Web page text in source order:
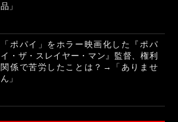
品」
「ポパイ」をホラー映画化した『ポパ
イ・ザ・スレイヤー・マン』監督、権利
関係で苦労したことは？→「ありませ
ん」